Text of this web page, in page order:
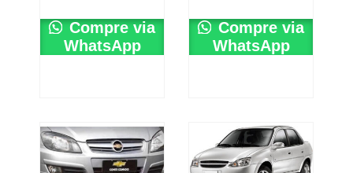
Compre via
WhatsApp
Compre via
WhatsApp